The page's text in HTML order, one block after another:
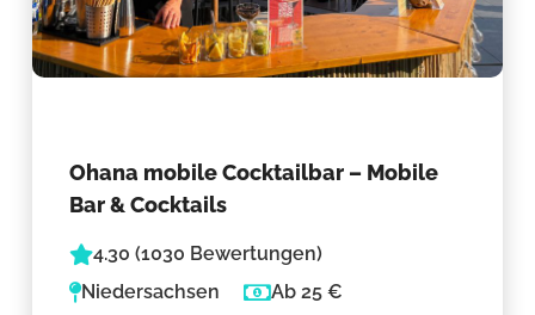
Ohana mobile Cocktailbar – Mobile
Bar & Cocktails
4.30 (1030 Bewertungen)
Niedersachsen
Ab 25 €